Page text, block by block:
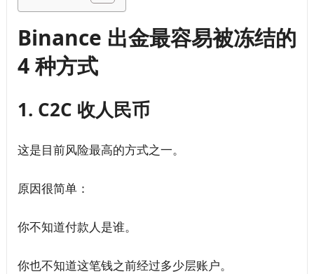
Binance 出金最容易被冻结的
4 种方式
1. C2C 收人民币
这是目前风险最高的方式之一。
原因很简单：
你不知道付款人是谁。
你也不知道这笔钱之前经过多少层账户。